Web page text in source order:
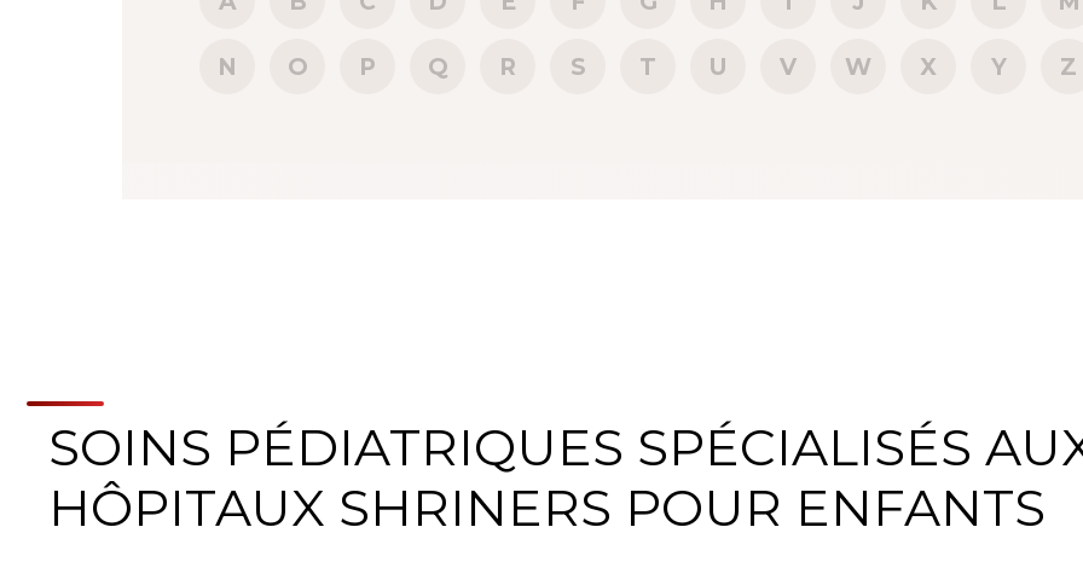
N O P Q R S T U V W X Y Z
SOINS PÉDIATRIQUES SPÉCIALISÉS
HÔPITAUX SHRINERS POUR ENFANTS